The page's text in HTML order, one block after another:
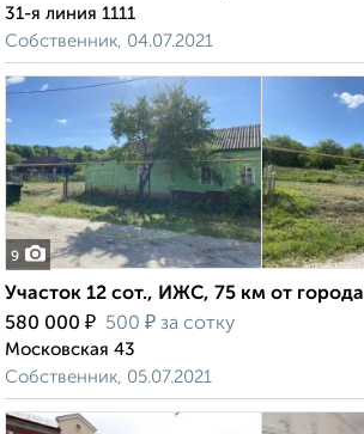
31-я линия 1111
Собственник, 04.07.2021
9
Участок 12 сот., ИЖС, 75 км от города
580 000 ₽ 500 ₽ за сотку
Московская 43
Собственник, 05.07.2021